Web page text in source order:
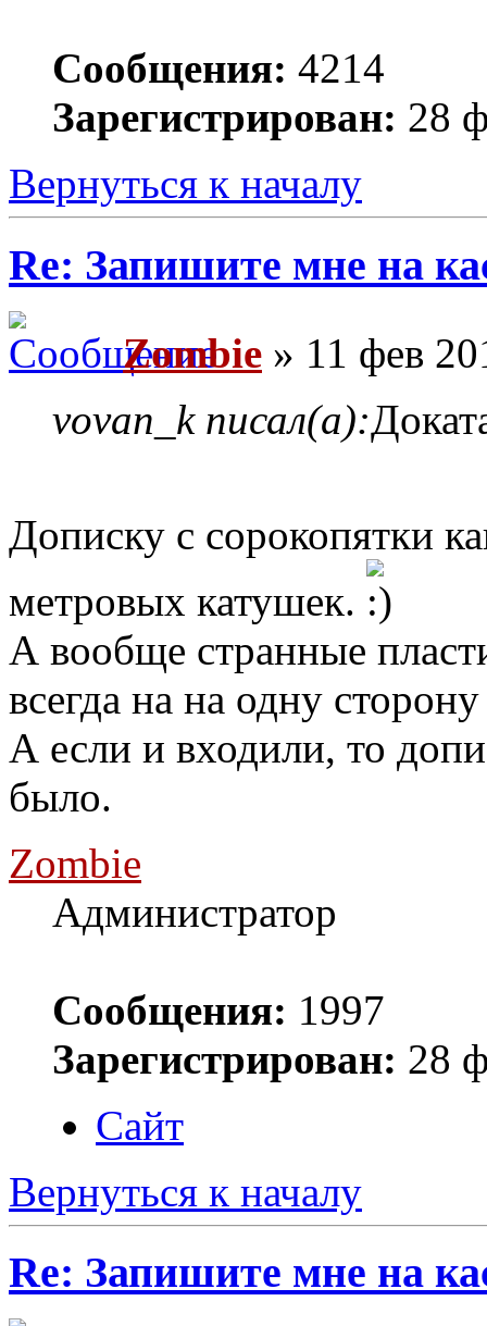
Сообщения: 4214
Зарегистрирован: 28
Вернуться к началу
Re: Запишите мне на
Zombie » 11 фев
vovan_k писал(а):
Дописку с сорокопятки
метровых катушек.
А вообще странные
всегда на на одну
А если и входили, то
было.
Zombie
Администратор
Сообщения: 1997
Зарегистрирован: 28
Сайт
Вернуться к началу
Re: Запишите мне на